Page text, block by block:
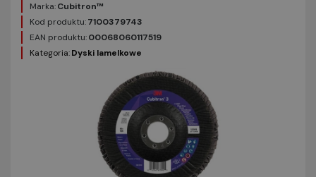
Marka:Cubitron™
Kod produktu:7100379743
EAN produktu:00068060117519
Kategoria:Dyski lamelkowe